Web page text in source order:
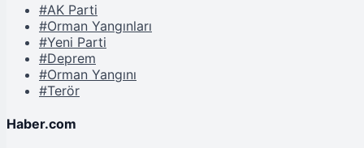
#AK Parti
#Orman Yangınları
#Yeni Parti
#Deprem
#Orman Yangını
#Terör
Haber.com